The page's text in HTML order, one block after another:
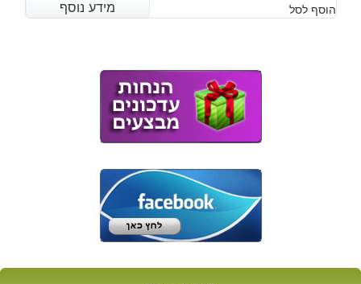
מידע נוסף הוסף לסל מידע נוסף